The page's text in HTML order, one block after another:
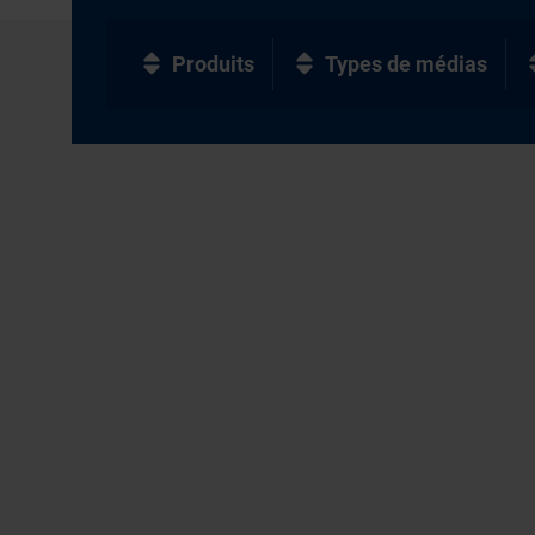
Produits Types de médias